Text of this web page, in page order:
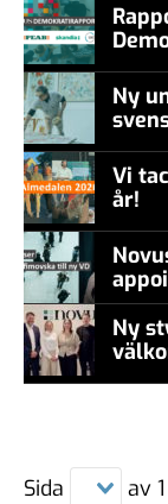
Ny
Vi
år!
new
Ny
Sida av 1